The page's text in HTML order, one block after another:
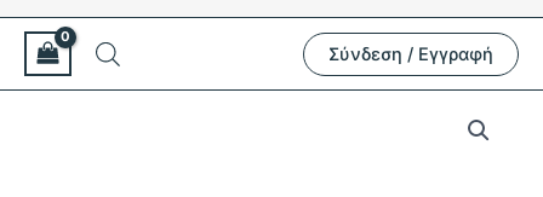
Σύνδεση / Εγγραφή